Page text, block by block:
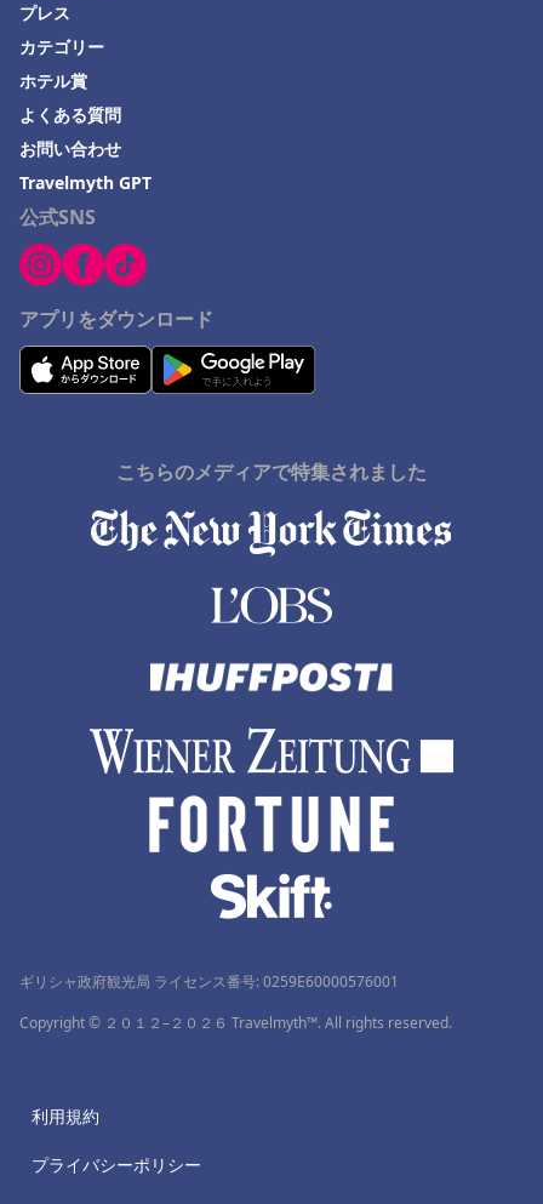
公式SNS
アプリをダウンロード
プレス
カテゴリー
ホテル賞
よくある質問
お問い合わせ
Travelmyth GPT
こちらのメディアで特集されました
ギリシャ政府観光局 ライセンス番号: 0259Ε60000576001
Copyright © ２０１２–２０２６ Travelmyth™. All rights reserved.
利用規約
プライバシーポリシー